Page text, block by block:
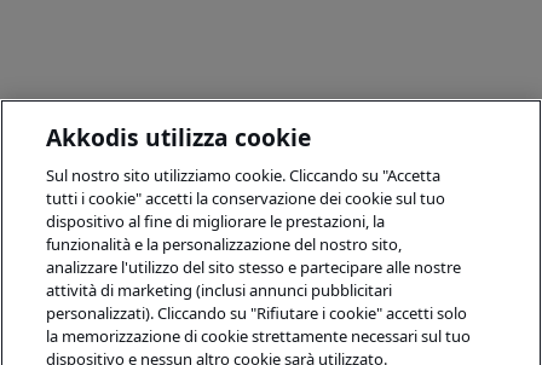
Akkodis utilizza cookie
Sul nostro sito utilizziamo cookie. Cliccando su "Accetta
tutti i cookie" accetti la conservazione dei cookie sul tuo
dispositivo al fine di migliorare le prestazioni, la
funzionalità e la personalizzazione del nostro sito,
analizzare l'utilizzo del sito stesso e partecipare alle nostre
attività di marketing (inclusi annunci pubblicitari
personalizzati). Cliccando su "Rifiutare i cookie" accetti solo
la memorizzazione di cookie strettamente necessari sul tuo
dispositivo e nessun altro cookie sarà utilizzato.